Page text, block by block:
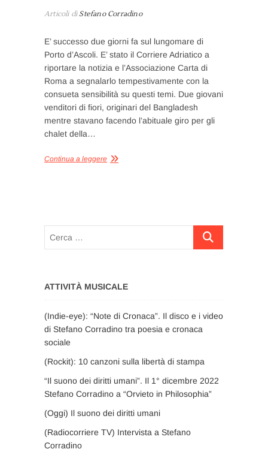
Articoli diStefano Corradino
E’ successo due giorni fa sul lungomare di
Porto d’Ascoli. E’ stato il Corriere Adriatico a
riportare la notizia e l’Associazione Carta di
Roma a segnalarlo tempestivamente con la
consueta sensibilità su questi temi. Due giovani
venditori di fiori, originari del Bangladesh
mentre stavano facendo l’abituale giro per gli
chalet della…
Continua a leggere
Cerca
ATTIVITÀ MUSICALE
(Indie-eye): “Note di Cronaca”. Il disco e i video
di Stefano Corradino tra poesia e cronaca
sociale
(Rockit): 10 canzoni sulla libertà di stampa
“Il suono dei diritti umani”. Il 1° dicembre 2022
Stefano Corradino a “Orvieto in Philosophia”
(Oggi) Il suono dei diritti umani
(Radiocorriere TV) Intervista a Stefano
Corradino